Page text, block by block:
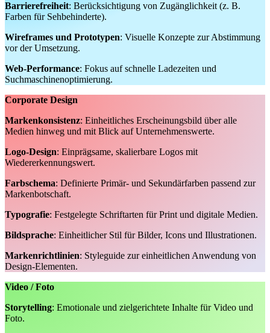
Barrierefreiheit: Berücksichtigung von Zugänglichkeit (z. B.
Farben für Sehbehinderte).
Wireframes und Prototypen: Visuelle Konzepte zur Abstimmung
vor der Umsetzung.
Web-Performance: Fokus auf schnelle Ladezeiten und
Suchmaschinenoptimierung.
Corporate Design
Markenkonsistenz: Einheitliches Erscheinungsbild über alle
Medien hinweg und mit Blick auf Unternehmenswerte.
Logo-Design: Einprägsame, skalierbare Logos mit
Wiedererkennungswert.
Farbschema: Definierte Primär- und Sekundärfarben passend zur
Markenbotschaft.
Typografie: Festgelegte Schriftarten für Print und digitale Medien.
Bildsprache: Einheitlicher Stil für Bilder, Icons und Illustrationen.
Markenrichtlinien: Styleguide zur einheitlichen Anwendung von
Design-Elementen.
Video / Foto
Storytelling: Emotionale und zielgerichtete Inhalte für Video und
Foto.